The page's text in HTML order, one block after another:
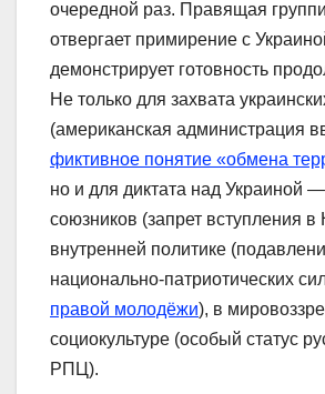
очередной раз. Правящая
отвергает примирение с
демонстрирует готовность
Не только для захвата
(американская администрация
фиктивное понятие «обмена
но и для диктата над Украиной
союзников (запрет вступления
внутренней политике
национально-патриотических
правой молодёжи), в
социокультуре (особый статус
РПЦ).